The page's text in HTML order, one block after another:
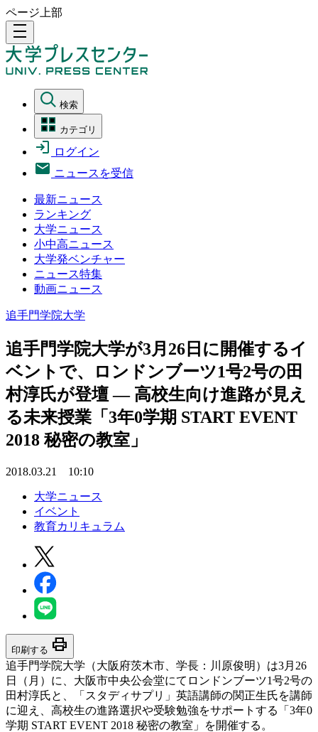
ページ上部
density_medium
検索
カテゴリ
ログイン
ニュースを受信
最新ニュース
ランキング
大学ニュース
小中高ニュース
大学発ベンチャー
ニュース特集
動画ニュース
追手門学院大学
追手門学院大学が3月26日に開催するイ
ベントで、ロンドンブーツ1号2号の田
村淳氏が登壇 — 高校生向け進路が見え
る未来授業「3年0学期 START EVENT
2018 秘密の教室」
2018.03.21 10:10
大学ニュース
イベント
教育カリキュラム
印刷する print
追手門学院大学（大阪府茨木市、学長：川原俊明）は3月26
日（月）に、大阪市中央公会堂にてロンドンブーツ1号2号の
田村淳氏と、「スタディサプリ」英語講師の関正生氏を講師
に迎え、高校生の進路選択や受験勉強をサポートする「3年0
学期 START EVENT 2018 秘密の教室」を開催する。